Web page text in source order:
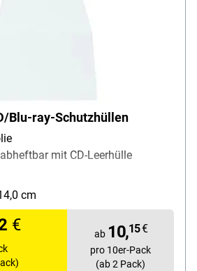
Blu-ray-Schutzhüllen
mit CD-Leerhülle
10 Stück
cm
€ ab 10,15€
pro 10er-Pack
(ab 2 Pack)